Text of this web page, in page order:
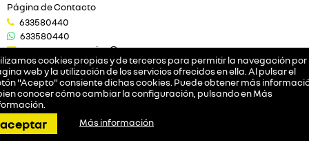
cookies propias y de terceros para permitir la navegación por
web y la utilización de los servicios ofrecidos en ella. Al pulsar el
"Acepto" consiente dichas cookies. Puede obtener más
conocer cómo cambiar la configuración, pulsando enMás
aceptar Más información
llamar pedir cita dirección
Página de Contacto
633580440
633580440
autopuenteocasion@autopuente.es
vehículos
Renault
Dacia